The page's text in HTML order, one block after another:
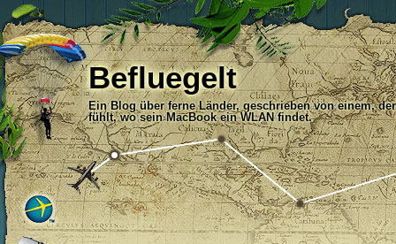
Befluegelt
Ein Blog über ferne Länder, geschrieben von einem,
fühlt, wo sein MacBook ein WLAN findet.